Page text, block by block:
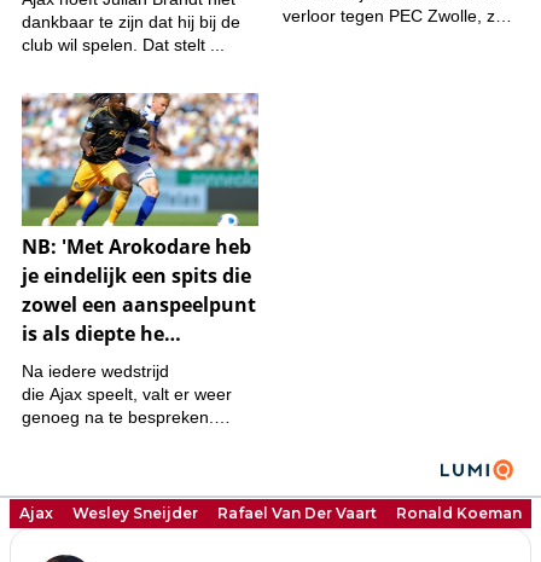
Ajax Wesley Sneijder Rafael Van Der Vaart Ronald Koeman